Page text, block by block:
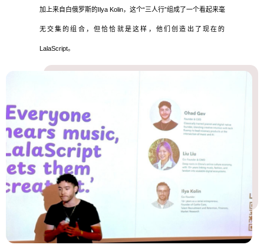
加上来自白俄罗斯的Ilya Kolin，这个“三人行”组成了一个看起来毫
无交集的组合，但恰恰就是这样，他们创造出了现在的
LalaScript。